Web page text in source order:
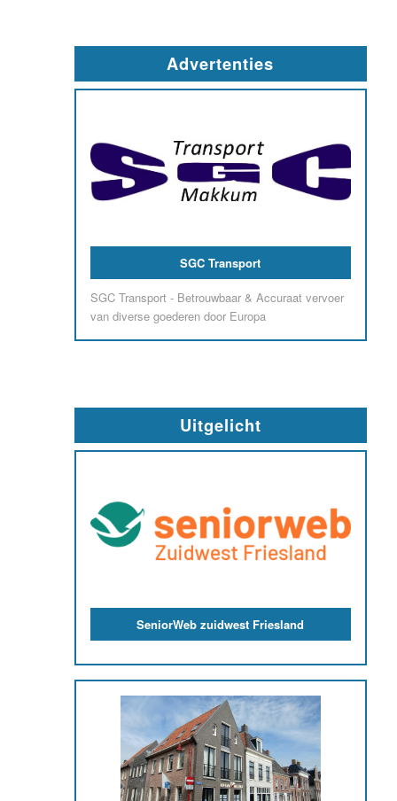
Advertenties
SGC Transport
SGC Transport - Betrouwbaar & Accuraat vervoer
van diverse goederen door Europa
Uitgelicht
SeniorWeb zuidwest Friesland